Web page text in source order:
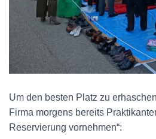
Um den besten Platz zu
Firma morgens bereits
Reservierung vornehmen“: